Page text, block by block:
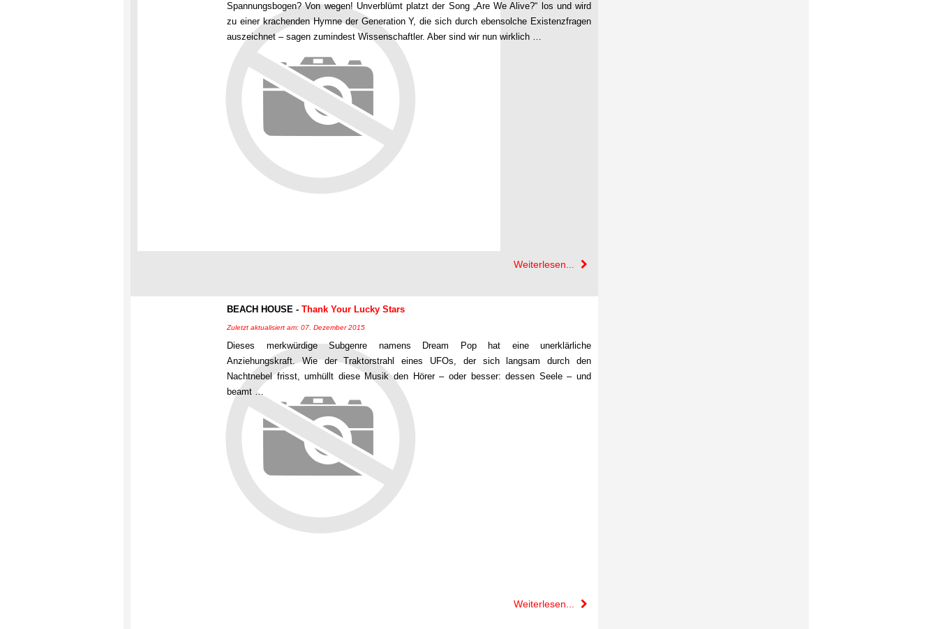
Spannungsbogen? Von wegen! Unverblümt platzt der Song „Are We Alive?“ los und wird
zu einer krachenden Hymne der Generation Y, die sich durch ebensolche Existenzfragen
auszeichnet – sagen zumindest Wissenschaftler. Aber sind wir nun wirklich …
Weiterlesen...
BEACH HOUSE - Thank Your Lucky Stars
Zuletzt aktualisiert am: 07. Dezember 2015
Dieses merkwürdige Subgenre namens Dream Pop hat eine unerklärliche
Anziehungskraft. Wie der Traktorstrahl eines UFOs, der sich langsam durch den
Nachtnebel frisst, umhüllt diese Musik den Hörer – oder besser: dessen Seele – und
beamt …
Weiterlesen...